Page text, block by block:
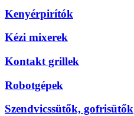
Kenyérpirítók
Kézi mixerek
Kontakt grillek
Robotgépek
Szendvicssütők, gofrisütők